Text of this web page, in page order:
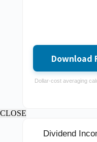
Download
Dollar-cost averaging
CLOSE
Dividend